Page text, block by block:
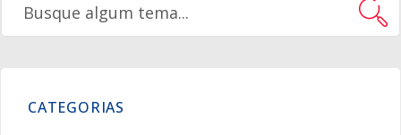
CATEGORIAS